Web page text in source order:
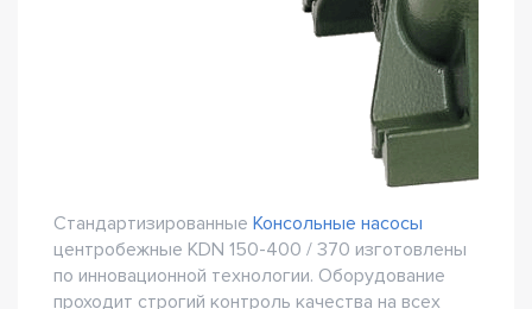
Стандартизированные Консольные насосы
центробежные KDN 150-400 / 370 изготовлены
по инновационной технологии. Оборудование
проходит строгий контроль качества на всех